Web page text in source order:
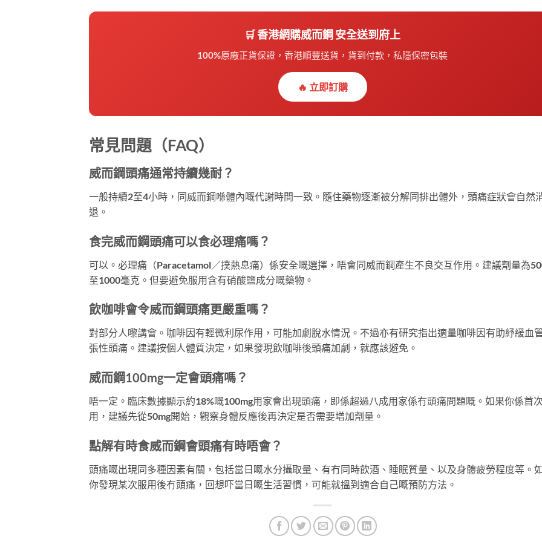
🛒 香港網購威而鋼 安全送到府上
100%原廠正貨保證，香港順豐送貨，貨到付款，私隱保密包裝
🔥 立即訂購
常見問題（FAQ）
威而鋼頭痛通常持續幾耐？
一般持續2至4小時，同威而鋼喺體內嘅代謝時間一致。隨住藥物逐漸被分解同排出體外，頭痛症狀會自然
退。
食完威而鋼頭痛可以食必理痛嗎？
可以。必理痛（Paracetamol／撲熱息痛）係安全嘅選擇，唔會同威而鋼產生不良交互作用。建議劑量為
至1000毫克。但要避免服用含有硝酸鹽成分嘅藥物。
飲咖啡會令威而鋼頭痛更嚴重嗎？
對部分人嚟講會。咖啡因有輕微利尿作用，可能加劇脫水情況。不過亦有研究指出適量咖啡因有助紓緩血
張性頭痛。建議按個人體質決定，如果發現飲咖啡後頭痛加劇，就應該避免。
威而鋼100mg一定會頭痛嗎？
唔一定。臨床數據顯示約18%嘅100mg用家會出現頭痛，即係超過八成用家係冇頭痛問題嘅。如果你係首
用，建議先從50mg開始，觀察身體反應後再決定是否需要增加劑量。
點解有時食威而鋼會頭痛有時唔會？
頭痛嘅出現同多種因素有關，包括當日嘅水分攝取量、有冇同時飲酒、睡眠質量、以及身體疲勞程度等。
你發現某次服用後冇頭痛，回想吓當日嘅生活習慣，可能就搵到適合自己嘅預防方法。